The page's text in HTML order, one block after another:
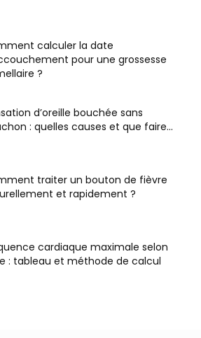
calculer la date
pour une grossesse
?
d’oreille bouchée sans
: quelles causes et que faire...
traiter un bouton de fièvre
et rapidement ?
cardiaque maximale selon
: tableau et méthode de calcul